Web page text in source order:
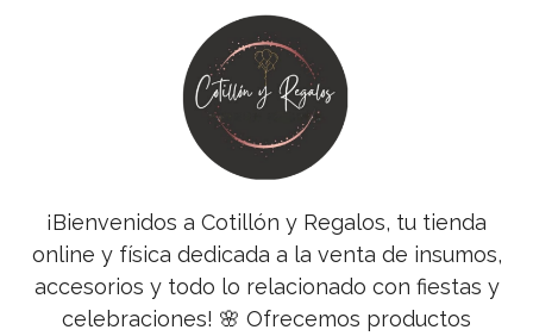
¡Bienvenidos a Cotillón y Regalos, tu tienda
online y física dedicada a la venta de insumos,
accesorios y todo lo relacionado con fiestas y
celebraciones! 🌸 Ofrecemos productos